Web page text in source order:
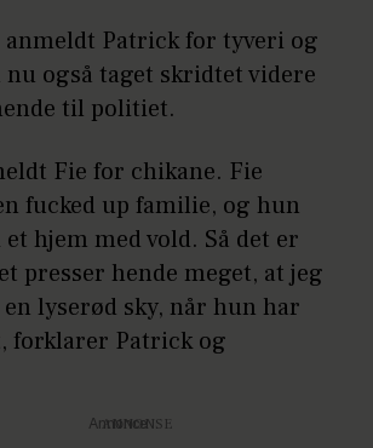
anmeldt Patrick for tyveri og
også taget skridtet videre
til politiet.
Fie for chikane. Fie
fucked up familie, og hun
hjem med vold. Så det er
presser hende meget, at jeg
lyserød sky, når hun har
forklarer Patrick og
Annonce